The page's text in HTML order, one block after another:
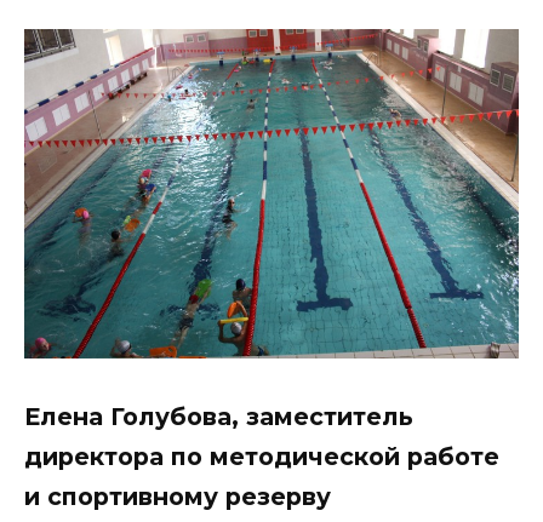
Елена Голубова, заместитель
директора по методической работе
и спортивному резерву